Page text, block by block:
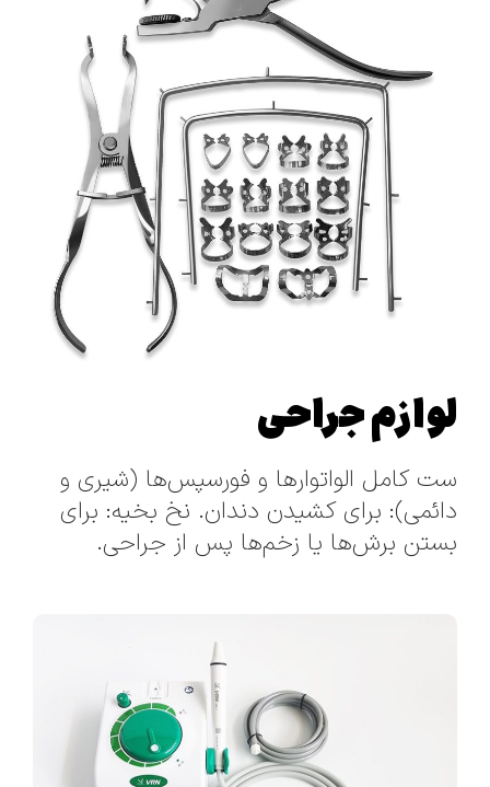
لوازم جراحی
ست کامل الواتوارها و فورسپس‌ها (شیری و
دائمی): برای کشیدن دندان. نخ بخیه: برای
بستن برش‌ها یا زخم‌ها پس از جراحی.